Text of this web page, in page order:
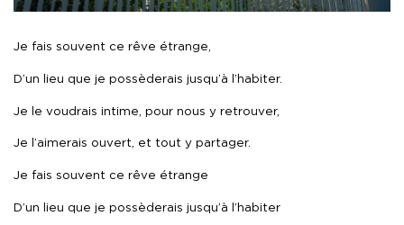
Je fais souvent ce rêve étrange,
D’un lieu que je possèderais jusqu’à l’habiter.
Je le voudrais intime, pour nous y retrouver,
Je l’aimerais ouvert, et tout y partager.
Je fais souvent ce rêve étrange
D’un lieu que je possèderais jusqu’à l’habiter